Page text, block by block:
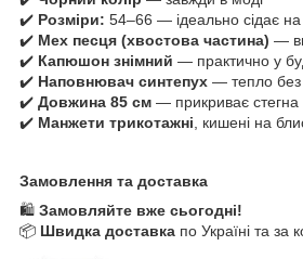
✔️ Розміри: 54–66 — ідеально сідає на
✔️ Мех песця (хвостова частина) —
✔️ Капюшон знімний — практично у
✔️ Наповнювач синтепух — тепло без
✔️ Довжина 85 см — прикриває стегна
✔️ Манжети трикотажні , кишені на
Замовлення та доставка
🛍 Замовляйте вже сьогодні!
📦 Швидка доставка по Україні та за